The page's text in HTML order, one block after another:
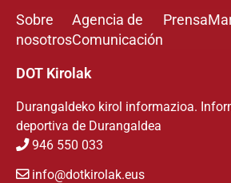
Sobre
nosotros
Agencia de
Comunicación
Prensa
DOT Kirolak
Durangaldeko kirol informazioa.
deportiva de Durangaldea
946 550 033
info@dotkirolak.eus